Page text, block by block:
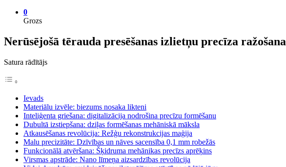
0
Grozs
Nerūsējošā tērauda presēšanas izlietņu precīza ražošana
Satura rādītājs
Ievads
Materiālu izvēle: biezums nosaka likteni
Inteliģenta griešana: digitalizācija nodrošina precīzu formēšanu
Dubultā izstiepšana: dziļas formēšanas mehāniskā māksla
Atkausēšanas revolūcija: Režģu rekonstrukcijas maģija
Malu precizitāte: Dzīvības un nāves sacensība 0,1 mm robežās
Funkcionālā atvēršana: Šķidruma mehānikas precīzs aprēķins
Virsmas apstrāde: Nano līmeņa aizsardzības revolūcija